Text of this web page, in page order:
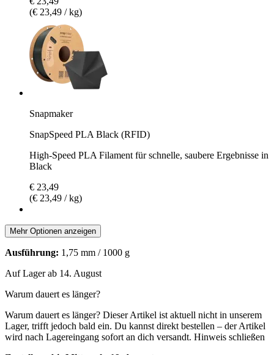
(€ 23,49 / kg)
Snapmaker
SnapSpeed PLA Black (RFID)
High-Speed PLA Filament für schnelle, saubere Ergebnisse in
Black
€ 23,49
(€ 23,49 / kg)
Mehr Optionen anzeigen
Ausführung: 1,75 mm / 1000 g
Auf Lager ab 14. August
Warum dauert es länger?
Warum dauert es länger? Dieser Artikel ist aktuell nicht in unserem
Lager, trifft jedoch bald ein. Du kannst direkt bestellen – der Artikel
wird nach Lagereingang sofort an dich versandt. Hinweis schließen